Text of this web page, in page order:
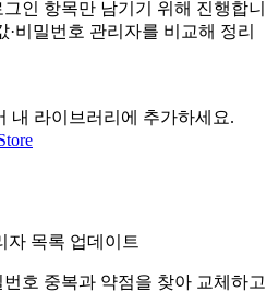
인 항목만 남기기 위해 진행합니
·비밀번호 관리자를 비교해 정리
내 라이브러리에 추가하세요.
자 목록 업데이트
호 중복과 약점을 찾아 교체하고